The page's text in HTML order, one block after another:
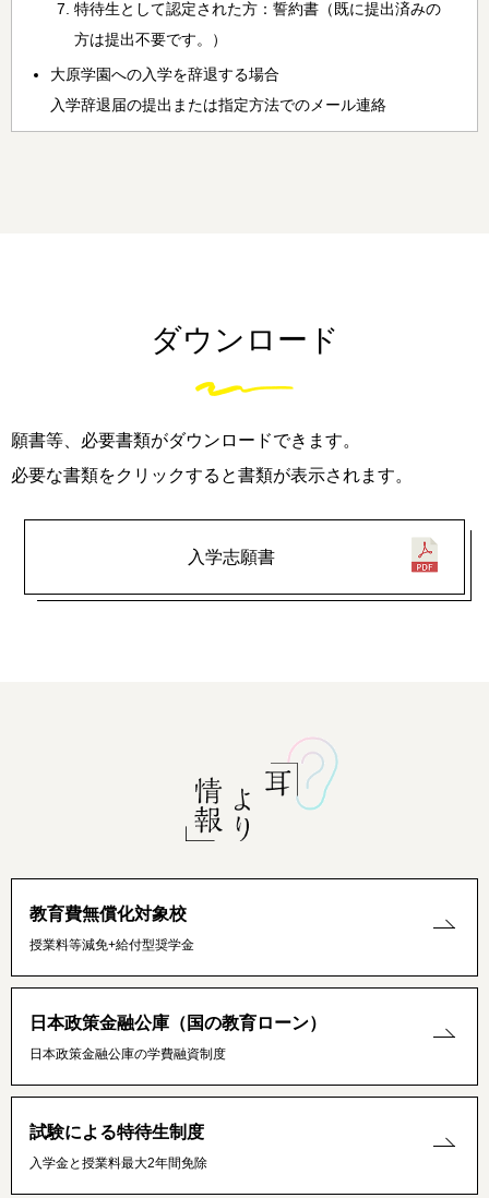
特待生として認定された方：誓約書（既に提出済みの
方は提出不要です。）
大原学園への入学を辞退する場合
入学辞退届の提出または指定方法でのメール連絡
ダウンロード
願書等、必要書類がダウンロードできます。
必要な書類をクリックすると書類が表示されます。
入学志願書
教育費無償化対象校
授業料等減免+給付型奨学金
日本政策金融公庫（国の教育ローン）
日本政策金融公庫の学費融資制度
試験による特待生制度
入学金と授業料最大2年間免除